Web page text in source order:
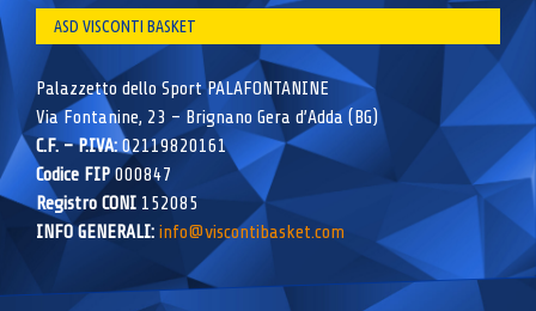
ASD VISCONTI BASKET
Palazzetto dello Sport PALAFONTANINE
Via Fontanine, 23 – Brignano Gera d’Adda (BG)
C.F. – P.IVA:02119820161
Codice FIP000847
Registro CONI 152085
INFO GENERALI: info@viscontibasket.com